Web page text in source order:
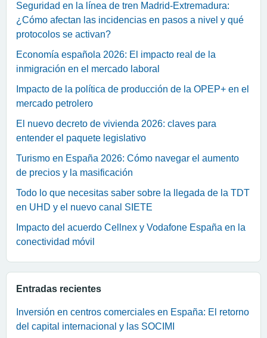
Seguridad en la línea de tren Madrid-Extremadura:
¿Cómo afectan las incidencias en pasos a nivel y qué
protocolos se activan?
Economía española 2026: El impacto real de la
inmigración en el mercado laboral
Impacto de la política de producción de la OPEP+ en el
mercado petrolero
El nuevo decreto de vivienda 2026: claves para
entender el paquete legislativo
Turismo en España 2026: Cómo navegar el aumento
de precios y la masificación
Todo lo que necesitas saber sobre la llegada de la TDT
en UHD y el nuevo canal SIETE
Impacto del acuerdo Cellnex y Vodafone España en la
conectividad móvil
Entradas recientes
Inversión en centros comerciales en España: El retorno
del capital internacional y las SOCIMI